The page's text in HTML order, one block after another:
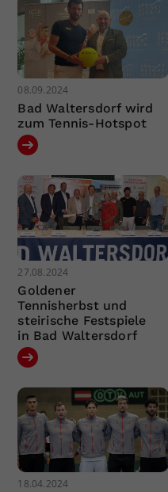
08.09.2024
Bad Waltersdorf wird
zum Tennis-Hotspot
27.08.2024
Goldener
Tennisherbst und
steirische Festspiele
in Bad Waltersdorf
18.04.2024